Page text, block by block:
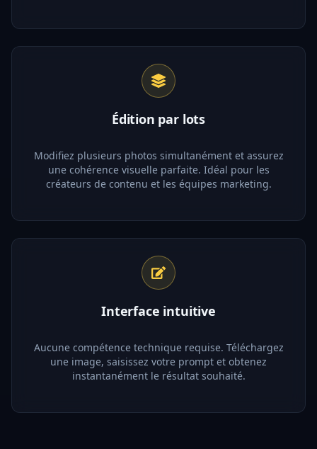
Édition par lots
Modifiez plusieurs photos simultanément et assurez
une cohérence visuelle parfaite. Idéal pour les
créateurs de contenu et les équipes marketing.
Interface intuitive
Aucune compétence technique requise. Téléchargez
une image, saisissez votre prompt et obtenez
instantanément le résultat souhaité.